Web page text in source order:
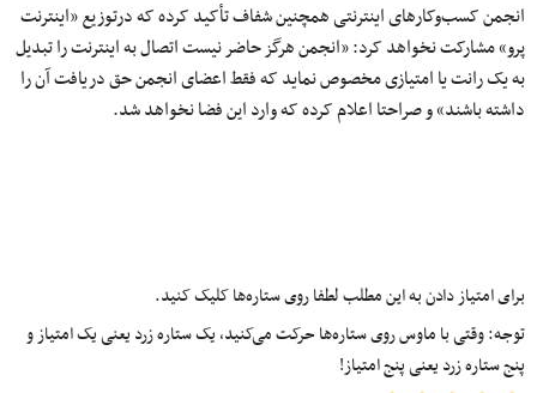
انجمن کسب‌وکارهای اینترنتی همچنین شفاف تأکید کرده که درتوزیع «اینترنت
پرو» مشارکت نخواهد کرد: «انجمن هرگز حاضر نیست اتصال به اینترنت را تبدیل
به یک رانت یا امتیازی مخصوص نماید که فقط اعضای انجمن حق دریافت آن را
داشته باشند» و صراحتا اعلام کرده که وارد این فضا نخواهد شد.
برای امتیاز دادن به این مطلب لطفا روی ستاره‌ها کلیک کنید.
توجه: وقتی با ماوس روی ستاره‌ها حرکت می‌کنید، یک ستاره زرد یعنی یک امتیاز و
پنج ستاره زرد یعنی پنج امتیاز!